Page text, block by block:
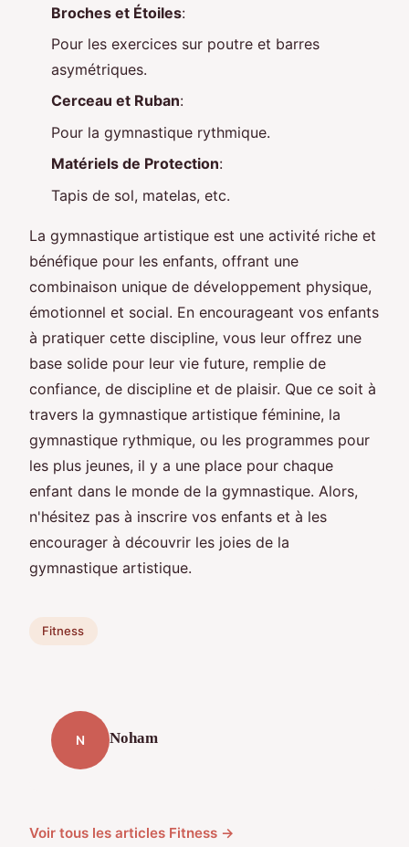
Broches et Étoiles:
Pour les exercices sur poutre et barres
asymétriques.
Cerceau et Ruban:
Pour la gymnastique rythmique.
Matériels de Protection:
Tapis de sol, matelas, etc.
La gymnastique artistique est une activité riche et
bénéfique pour les enfants, offrant une
combinaison unique de développement physique,
émotionnel et social. En encourageant vos enfants
à pratiquer cette discipline, vous leur offrez une
base solide pour leur vie future, remplie de
confiance, de discipline et de plaisir. Que ce soit à
travers la gymnastique artistique féminine, la
gymnastique rythmique, ou les programmes pour
les plus jeunes, il y a une place pour chaque
enfant dans le monde de la gymnastique. Alors,
n'hésitez pas à inscrire vos enfants et à les
encourager à découvrir les joies de la
gymnastique artistique.
Fitness
N Noham
Voir tous les articles Fitness →